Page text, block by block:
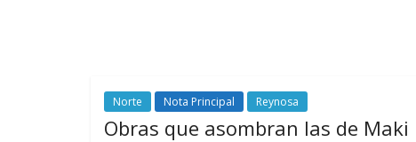
Norte Nota Principal Reynosa
Obras que asombran las de Maki